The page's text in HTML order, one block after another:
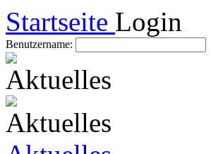
Startseite Login
Benutzername: